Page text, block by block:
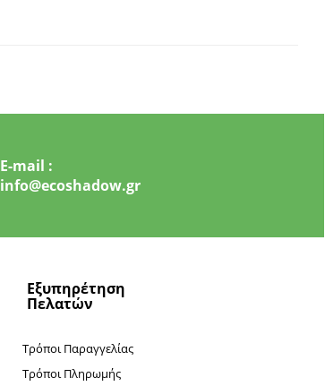
E-mail :
info@ecoshadow.gr
Εξυπηρέτηση
Πελατών
Τρόποι Παραγγελίας
Τρόποι Πληρωμής